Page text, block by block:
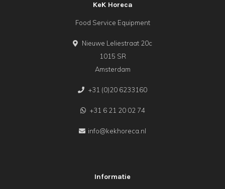
KeK Horeca
Food Service Equipment
Nieuwe Leliestraat 20c
1015 SR
Amsterdam
+31 (0)20 6233160
+31 6 21 20 02 74
info@kekhoreca.nl
Informatie